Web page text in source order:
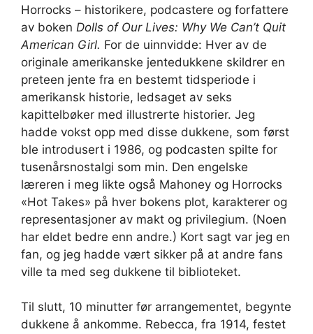
Horrocks – historikere, podcastere og forfattere
av boken Dolls of Our Lives: Why We Can’t Quit
American Girl. For de uinnvidde: Hver av de
originale amerikanske jentedukkene skildrer en
preteen jente fra en bestemt tidsperiode i
amerikansk historie, ledsaget av seks
kapittelbøker med illustrerte historier. Jeg
hadde vokst opp med disse dukkene, som først
ble introdusert i 1986, og podcasten spilte for
tusenårsnostalgi som min. Den engelske
læreren i meg likte også Mahoney og Horrocks
«Hot Takes» på hver bokens plot, karakterer og
representasjoner av makt og privilegium. (Noen
har eldet bedre enn andre.) Kort sagt var jeg en
fan, og jeg hadde vært sikker på at andre fans
ville ta med seg dukkene til biblioteket.
Til slutt, 10 minutter før arrangementet, begynte
dukkene å ankomme. Rebecca, fra 1914, festet